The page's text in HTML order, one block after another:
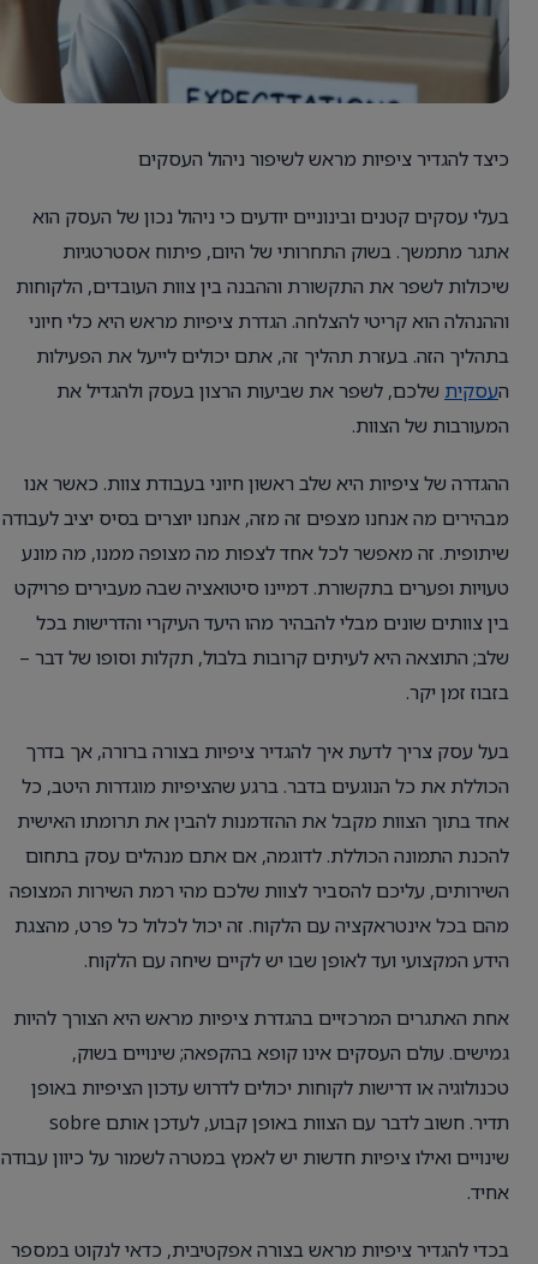
כיצד להגדיר ציפיות מראש לשיפור ניהול העסקים
בעלי עסקים קטנים ובינוניים יודעים כי ניהול נכון של העסק הוא
אתגר מתמשך. בשוק התחרותי של היום, פיתוח אסטרטגיות
שיכולות לשפר את התקשורת וההבנה בין צוות העובדים, הלקוחות
וההנהלה הוא קריטי להצלחה. הגדרת ציפיות מראש היא כלי חיוני
בתהליך הזה. בעזרת תהליך זה, אתם יכולים לייעל את הפעילות
העסקית שלכם, לשפר את שביעות הרצון בעסק ולהגדיל את
המעורבות של הצוות.
ההגדרה של ציפיות היא שלב ראשון חיוני בעבודת צוות. כאשר אנו
מבהירים מה אנחנו מצפים זה מזה, אנחנו יוצרים בסיס יציב לעבודה
שיתופית. זה מאפשר לכל אחד לצפות מה מצופה ממנו, מה מונע
טעויות ופערים בתקשורת. דמיינו סיטואציה שבה מעבירים פרויקט
בין צוותים שונים מבלי להבהיר מהו היעד העיקרי והדרישות בכל
שלב; התוצאה היא לעיתים קרובות בלבול, תקלות וסופו של דבר –
בזבוז זמן יקר.
בעל עסק צריך לדעת איך להגדיר ציפיות בצורה ברורה, אך בדרך
הכוללת את כל הנוגעים בדבר. ברגע שהציפיות מוגדרות היטב, כל
אחד בתוך הצוות מקבל את ההזדמנות להבין את תרומתו האישית
להכנת התמונה הכוללת. לדוגמה, אם אתם מנהלים עסק בתחום
השירותים, עליכם להסביר לצוות שלכם מהי רמת השירות המצופה
מהם בכל אינטראקציה עם הלקוח. זה יכול לכלול כל פרט, מהצגת
הידע המקצועי ועד לאופן שבו יש לקיים שיחה עם הלקוח.
אחת האתגרים המרכזיים בהגדרת ציפיות מראש היא הצורך להיות
גמישים. עולם העסקים אינו קופא בהקפאה; שינויים בשוק,
טכנולוגיה או דרישות לקוחות יכולים לדרוש עדכון הציפיות באופן
תדיר. חשוב לדבר עם הצוות באופן קבוע, לעדכן אותם sobre
שינויים ואילו ציפיות חדשות יש לאמץ במטרה לשמור על כיוון עבודה
אחיד.
בכדי להגדיר ציפיות מראש בצורה אפקטיבית, כדאי לנקוט במספר